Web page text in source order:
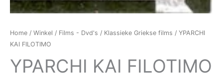
Home / Winkel / Films - Dvd's / Klassieke Griekse films / YPARCHI
KAI FILOTIMO
YPARCHI KAI FILOTIMO